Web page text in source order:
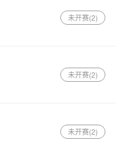
未开赛(2)
未开赛(2)
未开赛(2)